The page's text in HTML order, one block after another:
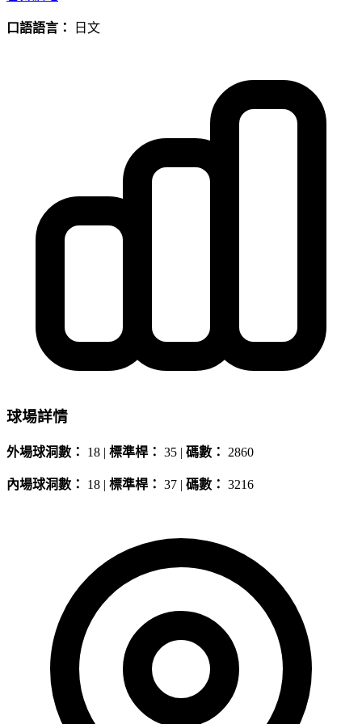
口語語言： 日文
球場詳情
外場球洞數： 18 | 標準桿： 35 | 碼數： 2860
內場球洞數： 18 | 標準桿： 37 | 碼數： 3216